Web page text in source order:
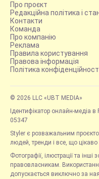
Про проєкт
Редакційна політика і
Контакти
Команда
Про компанію
Реклама
Правила користування
Правова інформація
Політика
© 2026 LLC «UBT MEDIA»
Ідентифікатор онлайн-медіа в
05347
Styler є розважальним
людей, тренди і все, що
Фотографії, ілюстрації та
правовласникам.
допускається виключно за